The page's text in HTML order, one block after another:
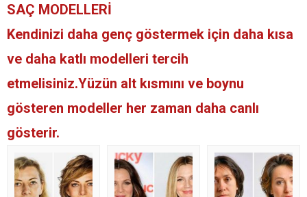
SAÇ MODELLERİ
Kendinizi daha genç göstermek için daha kısa
ve daha katlı modelleri tercih
etmelisiniz.Yüzün alt kısmını ve boynu
gösteren modeller her zaman daha canlı
gösterir.